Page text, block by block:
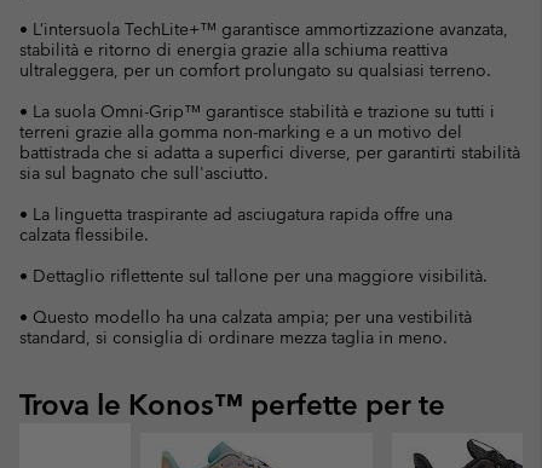
• L’intersuola TechLite+™ garantisce ammortizzazione avanzata,
stabilità e ritorno di energia grazie alla schiuma reattiva
ultraleggera, per un comfort prolungato su qualsiasi terreno.
• La suola Omni-Grip™ garantisce stabilità e trazione su tutti i
terreni grazie alla gomma non-marking e a un motivo del
battistrada che si adatta a superfici diverse, per garantirti stabilità
sia sul bagnato che sull'asciutto.
• La linguetta traspirante ad asciugatura rapida offre una
calzata flessibile.
• Dettaglio riflettente sul tallone per una maggiore visibilità.
• Questo modello ha una calzata ampia; per una vestibilità
standard, si consiglia di ordinare mezza taglia in meno.
Trova le Konos™ perfette per te